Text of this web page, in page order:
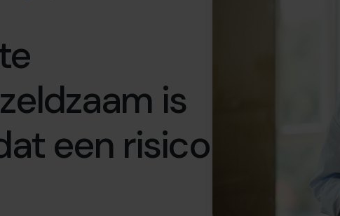
is
een risico